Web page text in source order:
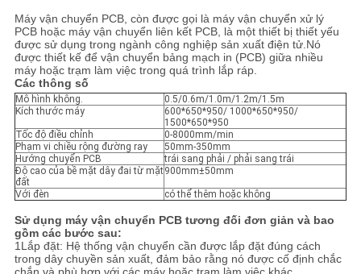
ĐỒ
TRANG
WEB
CHÍNH
SÁCH
BẢO
MẬT
Máy vận chuyển PCB, còn được gọi là máy vận chuyển xử lý
PCB hoặc máy vận chuyển liên kết PCB, là một thiết bị thiết yếu
được sử dụng trong ngành công nghiệp sản xuất điện tử.Nó
được thiết kế để vận chuyển bảng mạch in (PCB) giữa nhiều
máy hoặc trạm làm việc trong quá trình lắp ráp.
Các thông số
Mô hình không.
0.5/0.6m/1.0m/1.2m/1.5m
Kích thước máy
600*650*950/ 1000*650*950/
1500*650*950
Tốc độ điều chỉnh
0-8000mm/min
Phạm vi chiều rộng đường ray
50mm-350mm
Hướng chuyển PCB
trái sang phải / phải sang trái
Độ cao của bề mặt dây đai từ mặt
đất
900mm±50mm
Với đèn có thể thêm hoặc không
Sử dụng máy vận chuyển PCB tương đối đơn giản và bao
gồm các bước sau:
1Lắp đặt: Hệ thống vận chuyển cần được lắp đặt đúng cách
trong dây chuyền sản xuất, đảm bảo rằng nó được cố định chắc